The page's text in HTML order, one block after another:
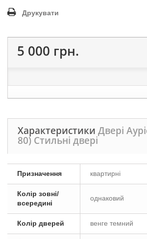
Друкувати
5 000 грн.
Характеристики Двері
80) Стильні двері
Призначення квартирні
Колір зовні/
всередині
однаковий
Колір дверей венге темний